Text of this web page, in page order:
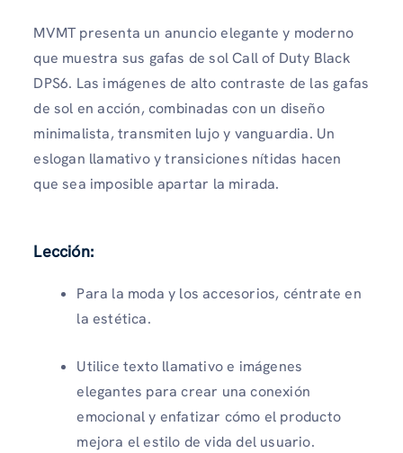
MVMT presenta un anuncio elegante y moderno
que muestra sus gafas de sol Call of Duty Black
DPS6. Las imágenes de alto contraste de las gafas
de sol en acción, combinadas con un diseño
minimalista, transmiten lujo y vanguardia. Un
eslogan llamativo y transiciones nítidas hacen
que sea imposible apartar la mirada.
Lección:
Para la moda y los accesorios, céntrate en
la estética.
Utilice texto llamativo e imágenes
elegantes para crear una conexión
emocional y enfatizar cómo el producto
mejora el estilo de vida del usuario.